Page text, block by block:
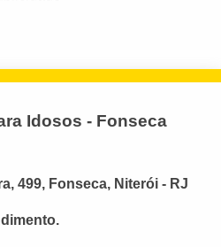
Idosos - Fonseca
499, Fonseca, Niterói - RJ